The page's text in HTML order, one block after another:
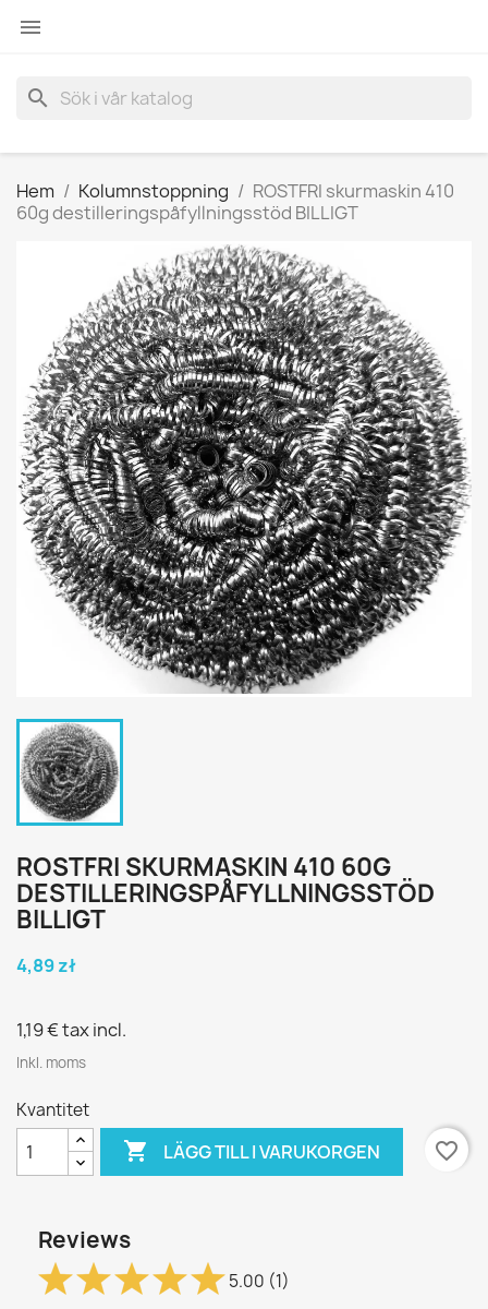

search
Hem Kolumnstoppning
ROSTFRI skurmaskin 410
60g destilleringspåfyllningsstöd BILLIGT
ROSTFRI SKURMASKIN 410 60G
DESTILLERINGSPÅFYLLNINGSSTÖD
BILLIGT
4,89 zł
1,19 €tax incl.
Inkl. moms
Kvantitet
 LÄGG TILL I VARUKORGEN favorite_border
Reviews
5.00 (1)